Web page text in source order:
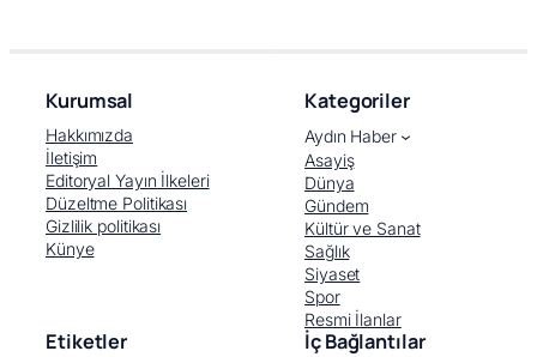
Kurumsal
Hakkımızda
İletişim
Editoryal Yayın İlkeleri
Düzeltme Politikası
Gizlilik politikası
Künye
Kategoriler
Aydın Haber
Asayiş
Dünya
Gündem
Kültür ve Sanat
Sağlık
Siyaset
Spor
Resmi İlanlar
Etiketler İç Bağlantılar